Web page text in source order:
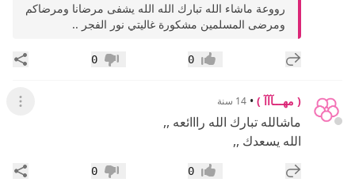
رووعة ماشاء الله تبارك الله الله يشفى مرضانا ومرضاكم
ومرضى المسلمين مشكورة غاليتي نور الفجر ..
إضافة رد جديد إعجاب0 عدم إعجاب
0
( مهـــآآآ ) • 14 سنة عرض
ماشالله تبارك الله رااائعه ,,
الله يسعدك ,,
إضافة رد جديد إعجاب0 عدم إعجاب
0